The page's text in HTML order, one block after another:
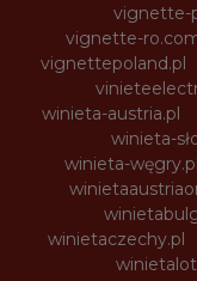
vignette-
vignette-
vignettepoland.pl
winieta-austria.pl
winieta-
winieta-węgry.pl
winietaczechy.pl